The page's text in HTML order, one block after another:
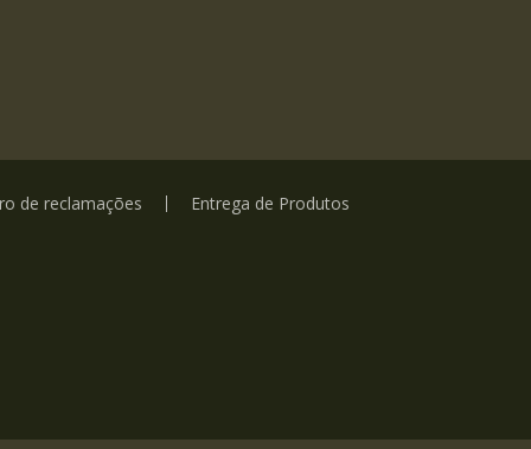
de reclamações Entrega de Produtos